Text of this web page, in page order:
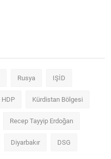
Rusya IŞİD
HDP Kürdistan Bölgesi
Recep Tayyip Erdoğan
Diyarbakır DSG